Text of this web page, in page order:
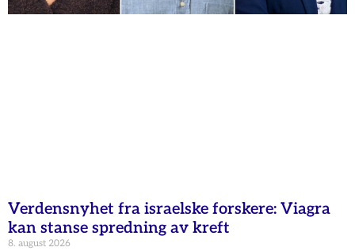
Verdensnyhet fra israelske forskere: Viagra
kan stanse spredning av kreft
8. august 2026